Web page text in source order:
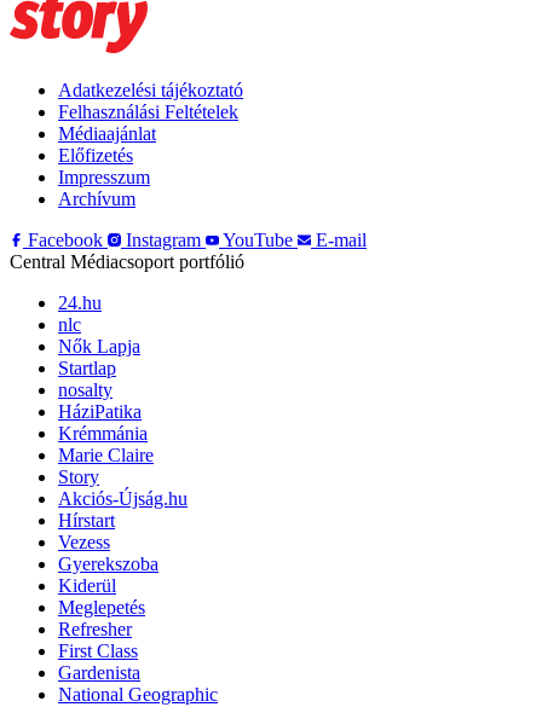
Adatkezelési tájékoztató
Felhasználási Feltételek
Médiaajánlat
Előfizetés
Impresszum
Archívum
Facebook
Instagram YouTube
E-mail
Central Médiacsoport portfólió
24.hu
nlc
Nők Lapja
Startlap
nosalty
HáziPatika
Krémmánia
Marie Claire
Story
Akciós-Újság.hu
Hírstart
Vezess
Gyerekszoba
Kiderül
Meglepetés
Refresher
First Class
Gardenista
National Geographic